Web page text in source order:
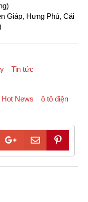
Giáp, Hưng Phú, Cái
Tin tức
Hot News
ô tô điện